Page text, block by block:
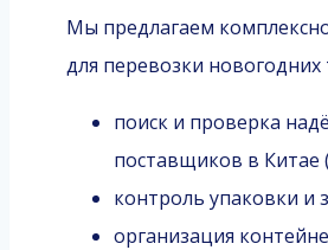
Мы предлагаем
для перевозки новогодних
поиск и проверка
поставщиков в Китае
контроль упаковки и
организация